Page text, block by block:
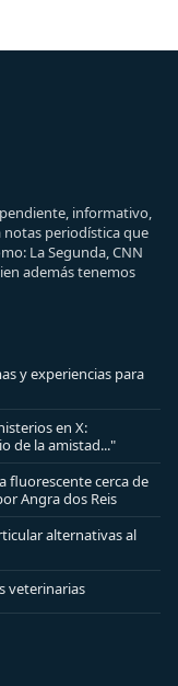
informativo,
notas periodística que
La Segunda, CNN
además tenemos
y experiencias para
en X:
de la amistad..."
fluorescente cerca de
Angra dos Reis
alternativas al
veterinarias